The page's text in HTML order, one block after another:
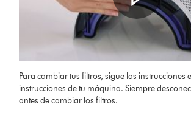
Transcript
transcripción
vídeo
Para cambiar tus filtros, sigue las instrucciones
instrucciones de tu máquina. Siempre
antes de cambiar los filtros.